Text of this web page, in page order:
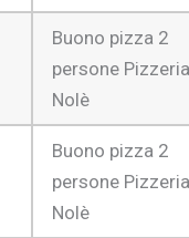
Buono pizza 2
persone Pizzeria
Nolè
Buono pizza 2
persone Pizzeria
Nolè